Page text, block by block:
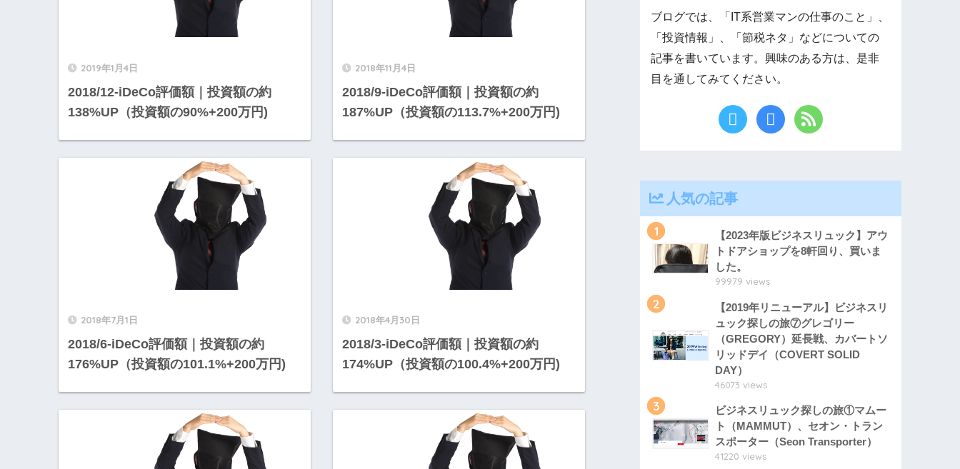
2019年1月4日
2018/12-iDeCo評価額｜投資額の約
138%UP（投資額の90%+200万円)
2018年11月4日
2018/9-iDeCo評価額｜投資額の約
187%UP（投資額の113.7%+200万円)
2018年7月1日
2018/6-iDeCo評価額｜投資額の約
176%UP（投資額の101.1%+200万円)
2018年4月30日
2018/3-iDeCo評価額｜投資額の約
174%UP（投資額の100.4%+200万円)
ブログでは、「IT系営業マンの仕事のこと」、
「投資情報」、「節税ネタ」などについての
記事を書いています。興味のある方は、是非
目を通してみてください。
人気の記事
1
【2023年版ビジネスリュック】アウ
トドアショップを8軒回り、買いま
した。
99979 views
2
【2019年リニューアル】ビジネスリ
ュック探しの旅⑦グレゴリー
（GREGORY）延長戦、カバートソ
リッドデイ（COVERT SOLID
DAY）
46073 views
3
ビジネスリュック探しの旅①マムー
ト（MAMMUT）、セオン・トラン
スポーター（Seon Transporter）
41220 views